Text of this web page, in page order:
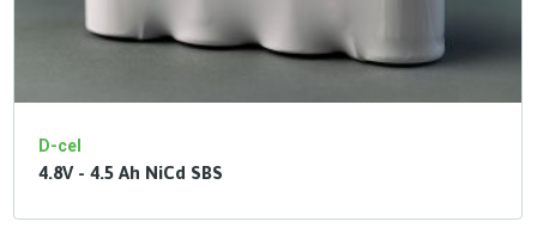
D-cel
4.8V - 4.5 Ah NiCd SBS